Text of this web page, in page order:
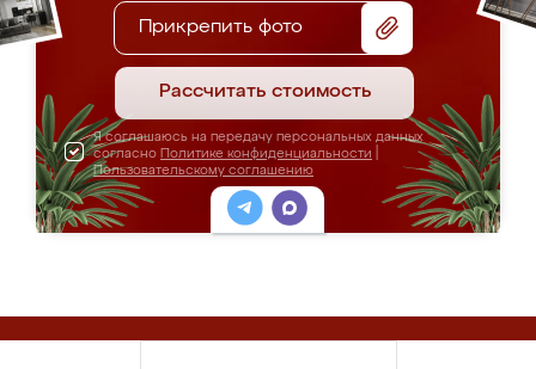
Прикрепить фото
Рассчитать стоимость
Я соглашаюсь на передачу персональных данных
согласно Политике конфиденциальности
Пользовательскому соглашению